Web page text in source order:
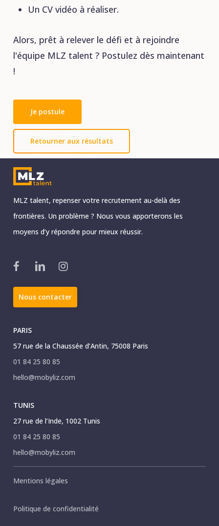
Un CV vidéo à réaliser.
Alors, prêt à relever le défi et à rejoindre
l'équipe MLZ talent ? Postulez dès maintenant
!
Je postule
Retourner aux résultats
MLZ talent, repenser votre recrutement au-delà des
frontières. Un problème ? Nous vous apporterons les
moyens d’y répondre pour mieux réussir.
facebooklinkedininstagram
Nous contacter
PARIS
57 rue de la Chaussée d’Antin, 75008 Paris
01 84 25 80 85
hello@mobyliz.com
TUNIS
27 rue de l’Inde, 1002 Tunis
01 84 25 80 85
hello@mobyliz.com
Mentions légales
Politique de confidentialité